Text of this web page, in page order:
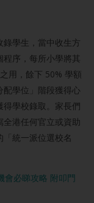
學生，當中收生方
序，每所小學將其
用，餘下 50% 學額
配學位」階段獲得心
學校錄取。家長們
港任何官立或資助
統一派位選校名
會必睇攻略 附叩門